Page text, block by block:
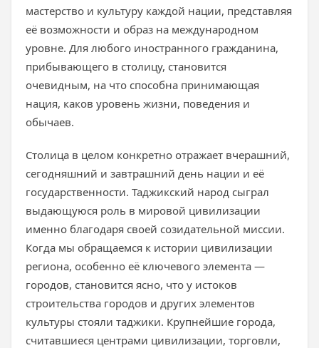
мастерство и культуру каждой нации, представляя
её возможности и образ на международном
уровне. Для любого иностранного гражданина,
прибывающего в столицу, становится
очевидным, на что способна принимающая
нация, каков уровень жизни, поведения и
обычаев.
Столица в целом конкретно отражает вчерашний,
сегодняшний и завтрашний день нации и её
государственности. Таджикский народ сыграл
выдающуюся роль в мировой цивилизации
именно благодаря своей созидательной миссии.
Когда мы обращаемся к истории цивилизации
региона, особенно её ключевого элемента —
городов, становится ясно, что у истоков
строительства городов и других элементов
культуры стояли таджики. Крупнейшие города,
считавшиеся центрами цивилизации, торговли,